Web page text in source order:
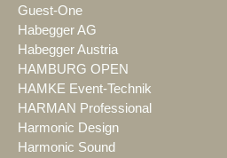
Guest-One
Habegger AG
Habegger Austria
HAMBURG OPEN
HAMKE Event-Technik
HARMAN Professional
Harmonic Design
Harmonic Sound